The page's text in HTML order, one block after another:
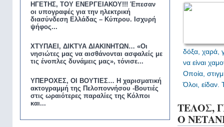
ΗΓΕΤΗΣ, ΤΟΥ ΕΝΕΡΓΕΙΑΚΟΥ!!! Έπεσαν
οι υπογραφές για την ηλεκτρική
διασύνδεση Ελλάδας – Κύπρου. Ισχυρή
ψήφος...
ΧΤΥΠΑΕΙ, ΔΙΚΤΥΑ ΔΙΑΚΙΝΗΤΩΝ… «Οι
νησιώτες μας να αισθάνονται ασφαλείς με
τις ένοπλες δυνάμεις μας», τόνισε...
ΥΠΕΡΟΧΕΣ, ΟΙ ΒΟΥΤΙΕΣ… Η χαρισματική
ακτογραμμή της Πελοποννήσου -Βουτιές
στις ωραιότερες παραλίες της Κόλποι
και...
δόξα, χαρά,
να είναι
Οποία,
Όλοι,
ΤΕΛΟΣ,
Ο